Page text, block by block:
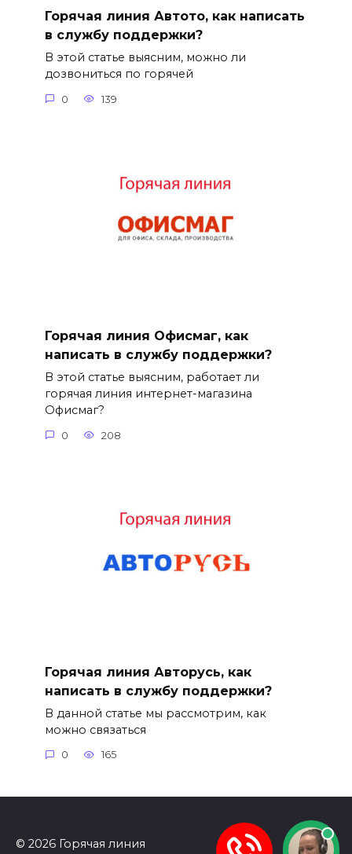
Горячая линия Автото, как написать
в службу поддержки?
В этой статье выясним, можно ли
дозвониться по горячей
0 139
Горячая линия Офисмаг, как
написать в службу поддержки?
В этой статье выясним, работает ли
горячая линия интернет-магазина
Офисмаг?
0 208
Горячая линия Авторусь, как
написать в службу поддержки?
В данной статье мы рассмотрим, как
можно связаться
0 165
© 2026 Горячая линия